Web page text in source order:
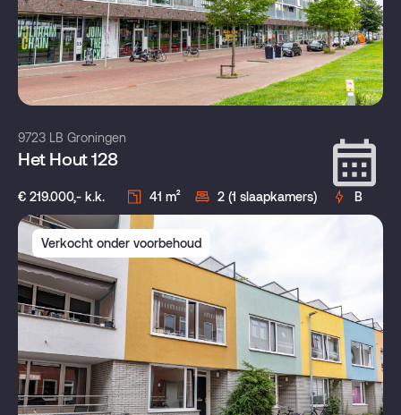
9723 LB Groningen
Het Hout 128
€ 219.000,- k.k. 41 m² 2 (1 slaapkamers) B
Verkocht onder voorbehoud